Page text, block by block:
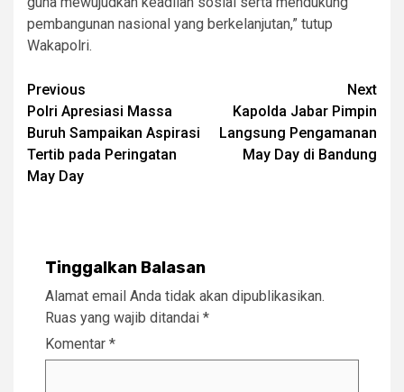
pembangunan nasional yang berkelanjutan,” tutup
Wakapolri.
Post
navigation
Previous
Polri Apresiasi Massa
Buruh Sampaikan Aspirasi
Tertib pada Peringatan
May Day
Next
Kapolda Jabar Pimpin
Langsung Pengamanan
May Day di Bandung
Tinggalkan Balasan
Alamat email Anda tidak akan dipublikasikan.
Ruas yang wajib ditandai *
Komentar *